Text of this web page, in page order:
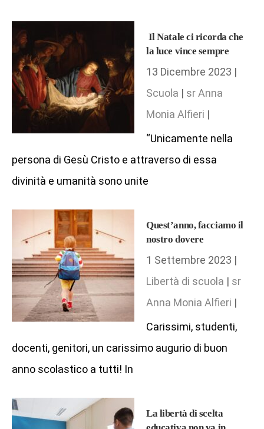
Il Natale ci ricorda che
la luce vince sempre
13 Dicembre 2023 |
Scuola | sr Anna
Monia Alfieri |
“Unicamente nella
persona di Gesù Cristo e attraverso di essa
divinità e umanità sono unite
Quest’anno, facciamo il
nostro dovere
1 Settembre 2023 |
Libertà di scuola | sr
Anna Monia Alfieri |
Carissimi, studenti,
docenti, genitori, un carissimo augurio di buon
anno scolastico a tutti! In
La libertà di scelta